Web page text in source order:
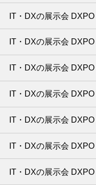
IT・DXの展示会 DXPO
IT・DXの展示会 DXPO
IT・DXの展示会 DXPO
IT・DXの展示会
IT・DXの展示会
IT・DXの展示会
IT・DXの展示会